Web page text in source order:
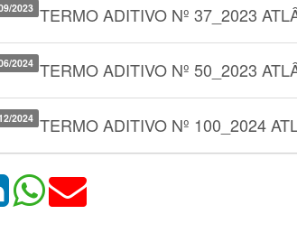
2023 TERMO ADITIVO Nº 37_2023
2024 TERMO ADITIVO Nº 50_2023
2024 TERMO ADITIVO Nº 100_2024